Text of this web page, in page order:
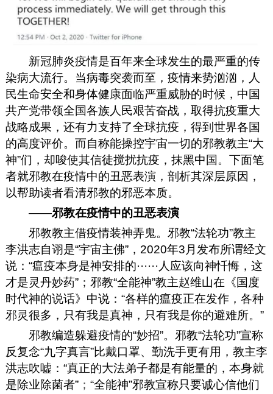
新冠肺炎疫情是百年来全球发生的最严重的传
染病大流行。当病毒突袭而至，疫情来势汹汹，人
民生命安全和身体健康面临严重威胁的时候，中国
共产党带领全国各族人民艰苦奋战，取得抗疫重大
战略成果 ，还有力支持了全球抗疫， 得到世界各国
的高度评价。而自称能操控宇宙一切的邪教教主“大
神”们，却唆使其信徒搅扰抗疫，抹黑中国。下面笔
者就邪教在疫情中的丑恶表演，剖析其深层原因，
以帮助读者看清邪教的邪恶本质。
——邪教在疫情中的丑恶表演
邪教教主借疫情装神弄鬼。邪教“法轮功”教主
李洪志自诩是“宇宙主佛”， 2020年3月发布所谓经文
说：“瘟疫本身是神安排的······人应该向神忏悔，这
才是灵丹妙药”；邪教“全能神”教主赵维山在《国度
时代神的说话》中说：“各样的瘟疫正在发作，各种
邪灵很多，只有我是真神，只有我是你的避难所。”
邪教编造躲避疫情的“妙招”。邪教“法轮功”宣称
反复念“九字真言”比戴口罩、勤洗手更有用，教主李
洪志吹嘘：“真正的大法弟子都是有能量的，本身就
是除业除菌者”； “全能神”邪教宣称只要诚心信他们